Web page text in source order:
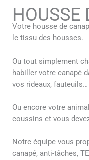
HOUSSE
Votre housse de
le tissu des housses.
Ou tout simplement
habiller votre canapé
vos rideaux, fauteuils…
Ou encore votre
coussins et vous
Notre équipe vous
canapé, anti-tâches,